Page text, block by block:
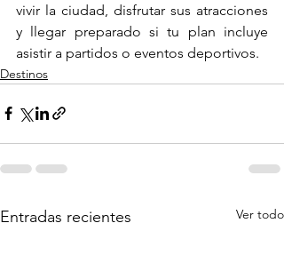
vivir la ciudad, disfrutar sus atracciones
y llegar preparado si tu plan incluye
asistir a partidos o eventos deportivos.
Destinos
Entradas recientes Ver todo